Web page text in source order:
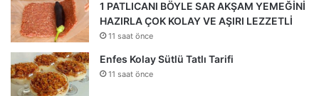
1 PATLICANI BÖYLE SAR AKŞAM YEMEĞİNİ
HAZIRLA ÇOK KOLAY VE AŞIRI LEZZETLİ
11 saat önce
Enfes Kolay Sütlü Tatlı Tarifi
11 saat önce